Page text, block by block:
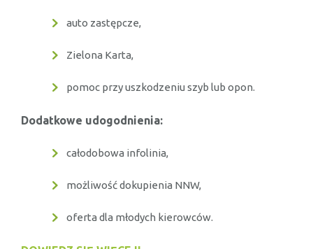
auto zastępcze,
Zielona Karta,
pomoc przy uszkodzeniu szyb lub opon.
Dodatkowe udogodnienia:
całodobowa infolinia,
możliwość dokupienia NNW,
oferta dla młodych kierowców.